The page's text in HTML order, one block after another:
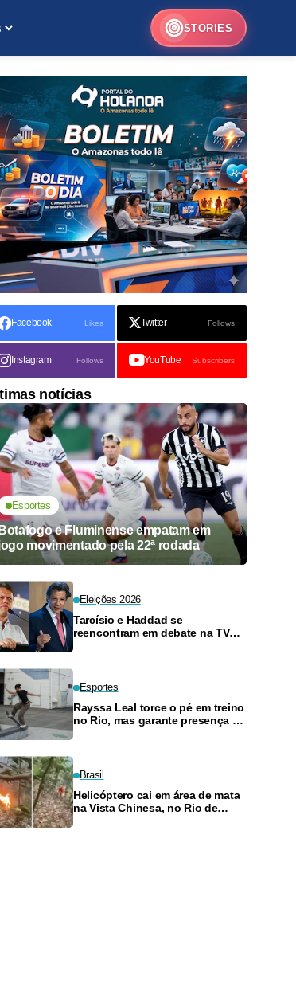
STORIES
Facebook Likes Twitter Follows
Instagram Follows YouTube Subscribers
notícias
Esportes
e Fluminense empatam em
movimentado pela 22ª rodada
Eleições 2026
Tarcísio e Haddad se
reencontram em debate na TV
Esportes
Rayssa Leal torce o pé em treino
no Rio, mas garante presença no
Brasil
Helicóptero cai em área de mata
na Vista Chinesa, no Rio de